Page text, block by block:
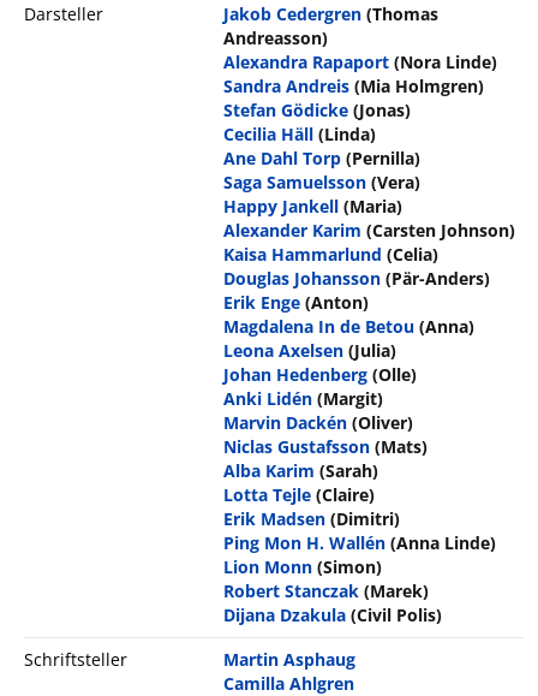
Darsteller
Jakob Cedergren (Thomas
Andreasson)
Alexandra Rapaport (Nora Linde)
Sandra Andreis (Mia Holmgren)
Stefan Gödicke (Jonas)
Cecilia Häll (Linda)
Ane Dahl Torp (Pernilla)
Saga Samuelsson (Vera)
Happy Jankell (Maria)
Alexander Karim (Carsten Johnson)
Kaisa Hammarlund (Celia)
Douglas Johansson (Pär-Anders)
Erik Enge (Anton)
Magdalena In de Betou (Anna)
Leona Axelsen (Julia)
Johan Hedenberg (Olle)
Anki Lidén (Margit)
Marvin Dackén (Oliver)
Niclas Gustafsson (Mats)
Alba Karim (Sarah)
Lotta Tejle (Claire)
Erik Madsen (Dimitri)
Ping Mon H. Wallén (Anna Linde)
Lion Monn (Simon)
Robert Stanczak (Marek)
Dijana Dzakula (Civil Polis)
Schriftsteller
Martin Asphaug
Camilla Ahlgren